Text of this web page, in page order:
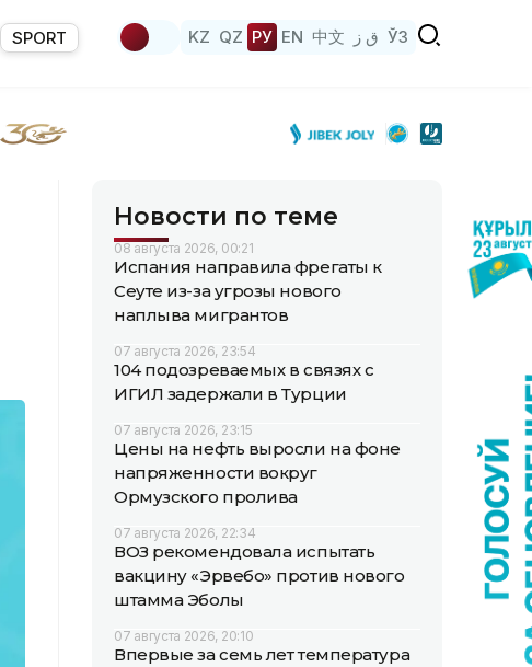
SPORT KZ QZ РУ EN 中文 ق ز ЎЗ
Новости по теме
08 августа 2026, 00:21
Испания направила фрегаты к
Сеуте из-за угрозы нового
наплыва мигрантов
07 августа 2026, 23:54
104 подозреваемых в связях с
ИГИЛ задержали в Турции
07 августа 2026, 23:15
Цены на нефть выросли на фоне
напряженности вокруг
Ормузского пролива
07 августа 2026, 22:34
ВОЗ рекомендовала испытать
вакцину «Эрвебо» против нового
штамма Эболы
07 августа 2026, 20:10
Впервые за семь лет температура